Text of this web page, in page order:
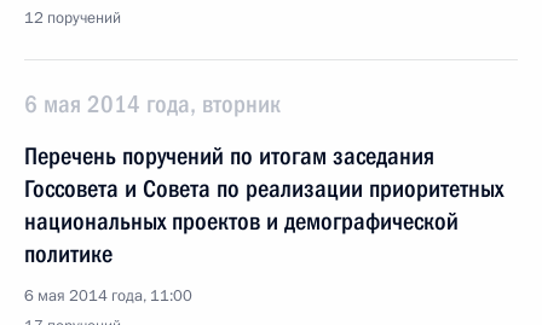
12 поручений
6 мая 2014 года, вторник
Перечень поручений по итогам заседания
Госсовета и Совета по реализации приоритетных
национальных проектов и демографической
политике
6 мая 2014 года, 11:00